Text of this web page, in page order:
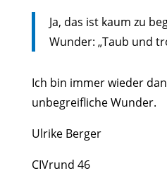
Ja, das ist kaum zu
Wunder: „Taub und
Ich bin immer wieder
unbegreifliche Wunder.
Ulrike Berger
CIVrund 46